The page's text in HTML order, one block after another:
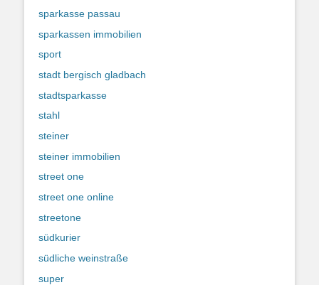
sparkasse passau
sparkassen immobilien
sport
stadt bergisch gladbach
stadtsparkasse
stahl
steiner
steiner immobilien
street one
street one online
streetone
südkurier
südliche weinstraße
super